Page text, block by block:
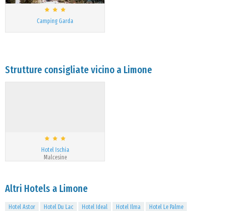
Camping Garda
Strutture consigliate vicino a Limone
Hotel Ischia
Malcesine
Altri Hotels a Limone
Hotel Astor Hotel Du Lac Hotel Ideal Hotel Ilma
Hotel Le Palme